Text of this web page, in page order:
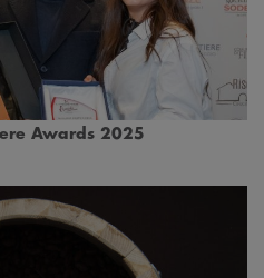
Awards 2025